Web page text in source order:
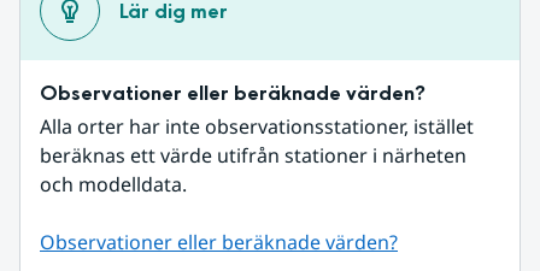
Lär dig mer
Observationer eller beräknade värden?
Alla orter har inte observationsstationer, istället
beräknas ett värde utifrån stationer i närheten
och modelldata.
Observationer eller beräknade värden?